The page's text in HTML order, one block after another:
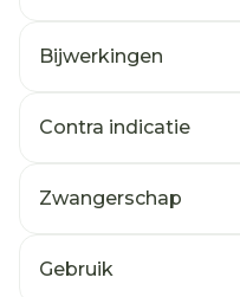
Bijwerkingen
Contra indicatie
Zwangerschap
Gebruik